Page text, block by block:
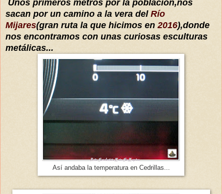
Unos primeros metros por la población,nos
sacan por un camino a la vera del Río
Mijares(gran ruta la que hicimos en 2016),donde
nos encontramos con unas curiosas esculturas
metálicas...
Así andaba la temperatura en Cedrillas...